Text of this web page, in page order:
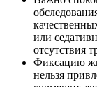
или
отсутствия
Фиксацию
нельзя